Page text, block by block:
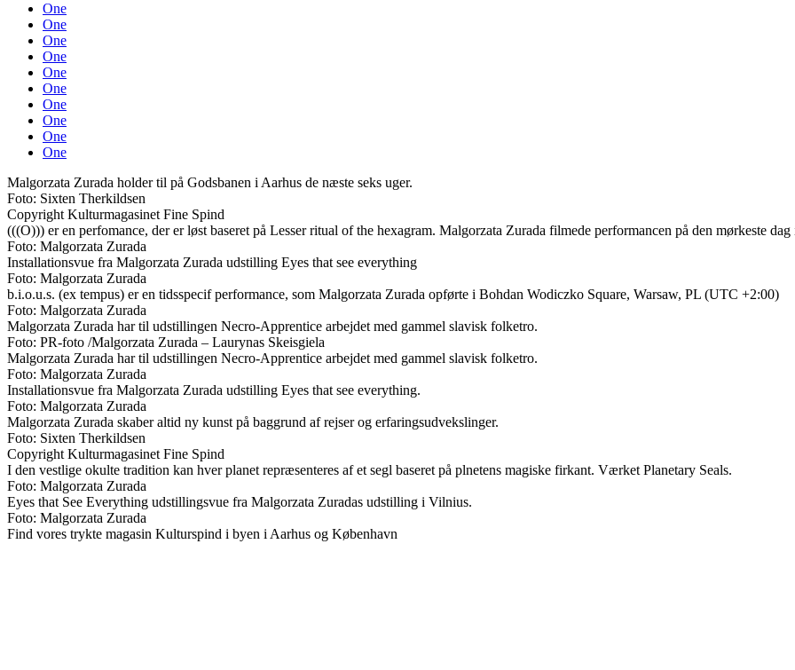
One
One
One
One
One
One
One
One
One
One
Malgorzata Zurada holder til på Godsbanen i Aarhus de næste seks uger.
Foto: Sixten Therkildsen
Copyright Kulturmagasinet Fine Spind
(((O))) er en perfomance, der er løst baseret på Lesser ritual of the hexagram. Malgorzata Zurada filmede performancen på den mørkeste dag
Foto: Malgorzata Zurada
Installationsvue fra Malgorzata Zurada udstilling Eyes that see everything
Foto: Malgorzata Zurada
b.i.o.u.s. (ex tempus) er en tidsspecif performance, som Malgorzata Zurada opførte i Bohdan Wodiczko Square, Warsaw, PL (UTC +2:00)
Foto: Malgorzata Zurada
Malgorzata Zurada har til udstillingen Necro-Apprentice arbejdet med gammel slavisk folketro.
Foto: PR-foto /Malgorzata Zurada – Laurynas Skeisgiela
Malgorzata Zurada har til udstillingen Necro-Apprentice arbejdet med gammel slavisk folketro.
Foto: Malgorzata Zurada
Installationsvue fra Malgorzata Zurada udstilling Eyes that see everything.
Foto: Malgorzata Zurada
Malgorzata Zurada skaber altid ny kunst på baggrund af rejser og erfaringsudvekslinger.
Foto: Sixten Therkildsen
Copyright Kulturmagasinet Fine Spind
I den vestlige okulte tradition kan hver planet repræsenteres af et segl baseret på plnetens magiske firkant. Værket Planetary Seals.
Foto: Malgorzata Zurada
Eyes that See Everything udstillingsvue fra Malgorzata Zuradas udstilling i Vilnius.
Foto: Malgorzata Zurada
Find vores trykte magasin Kulturspind i byen i Aarhus og København